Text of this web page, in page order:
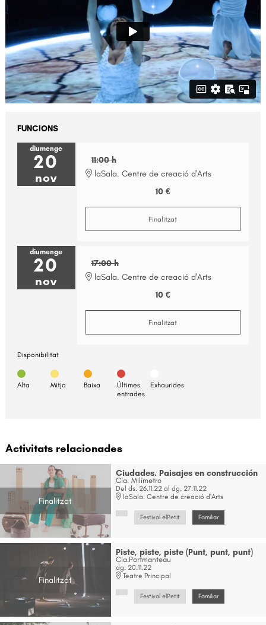
FUNCIONS
diumenge
20
nov
11:00 h
laSala. Centre de creació d'Arts
10 €
Finalitzat
diumenge
20
nov
17:00 h
laSala. Centre de creació d'Arts
10 €
Finalitzat
Disponibilitat
Alta Mitja Baixa
Últimes
entrades
Exhaurides
Activitats relacionades
Finalitzat
Ciudades. Paisajes en construcción
Cia. Milímetro
Del ds. 26.11.22al dg. 27.11.22
laSala. Centre de creació d'Arts
Festival elPetit Familiar
Finalitzat
Piste, piste, piste (Punt, punt, punt)
Cia.Portmanteau
dg. 20.11.22
Teatre Principal
Festival elPetit Familiar